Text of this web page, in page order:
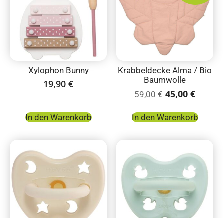
Xylophon Bunny
19,90 €
In den Warenkorb
Krabbeldecke Alma / Bio
Baumwolle
59,00€ 45,00 €
In den Warenkorb